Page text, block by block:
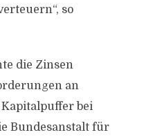
so
die Zinsen
an
bei
Bundesanstalt für